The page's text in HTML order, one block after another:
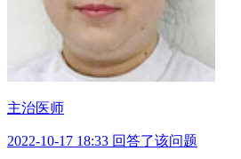
主治医师
2022-10-17 18:33 回答了该问题